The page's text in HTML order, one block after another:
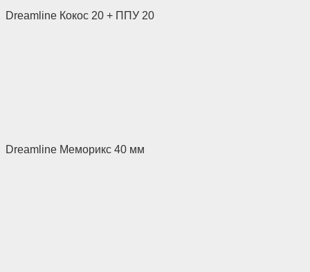
Dreamline Кокос 20 + ППУ 20
Dreamline Меморикс 40 мм